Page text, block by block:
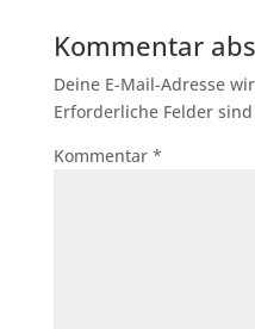
Kommentar
Deine E-Mail-Adresse
Erforderliche Felder
Kommentar *